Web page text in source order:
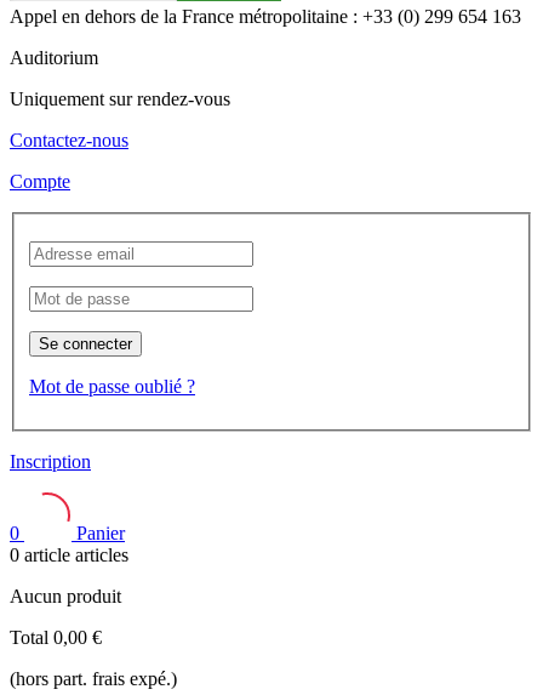
Appel en dehors de la France métropolitaine : +33 (0) 299 654 163
Auditorium
Uniquement sur rendez-vous
Contactez-nous
Compte
Se connecter
Mot de passe oublié ?
Inscription
0
Panier
0 article articles
Aucun produit
Total 0,00 €
(hors part. frais expé.)